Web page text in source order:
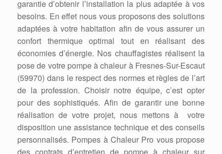
garantie d’obtenir l’installation la plus adaptée à vos
besoins. En effet nous vous proposons des solutions
adaptées à votre habitation afin de vous assurer un
confort thermique optimal tout en réalisant des
économies d’énergie. Nos chauffagistes réalisent la
pose de votre pompe à chaleur à Fresnes-Sur-Escaut
(59970) dans le respect des normes et règles de l’art
de la profession. Choisir notre équipe, c’est opter
pour des sophistiqués. Afin de garantir une bonne
réalisation de votre projet, nous mettons à votre
disposition une assistance technique et des conseils
personnalisés. Pompes à Chaleur Pro vous propose
des contrats d’entretien de pompe à chaleur sur